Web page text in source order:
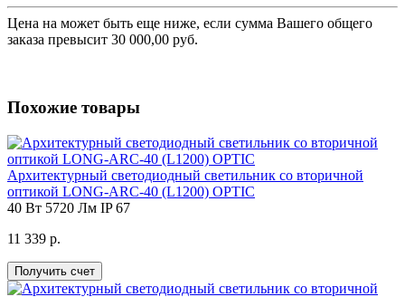
Цена на может быть еще ниже, если сумма Вашего общего
заказа превысит 30 000,00 руб.
Похожие товары
Архитектурный светодиодный светильник со вторичной
оптикой LONG-ARC-40 (L1200) OPTIC
40 Вт 5720 Лм IP 67
11 339 р.
Получить счет